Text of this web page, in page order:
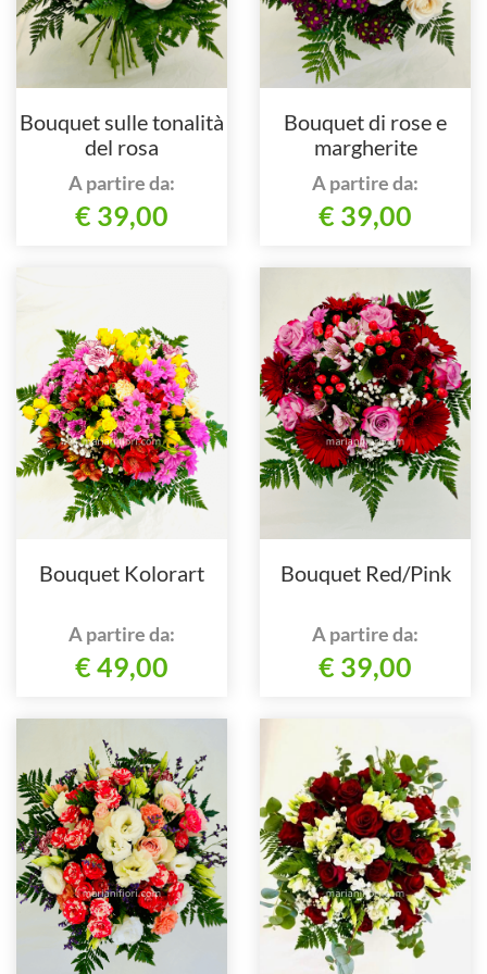
Bouquet sulle tonalità
del rosa
A partire da:
€ 39,00
Bouquet di rose e
margherite
A partire da:
€ 39,00
Bouquet Kolorart
A partire da:
€ 49,00
Bouquet Red/Pink
A partire da:
€ 39,00